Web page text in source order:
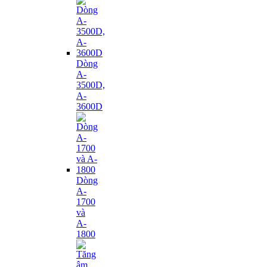
Dòng
A-
3500D,
A-
3600D
Dòng
A-
1700
và
A-
1800